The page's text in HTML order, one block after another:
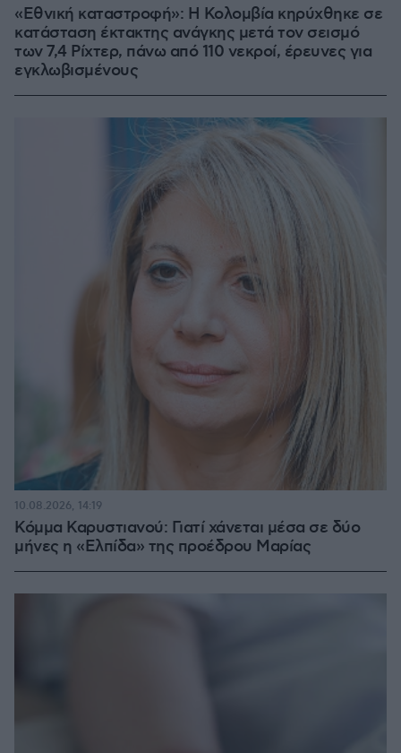
«Εθνική καταστροφή»: Η Κολομβία κηρύχθηκε σε
κατάσταση έκτακτης ανάγκης μετά τον σεισμό
των 7,4 Ρίχτερ, πάνω από 110 νεκροί, έρευνες για
εγκλωβισμένους
Κόμμα Καρυστιανού: Γιατί χάνεται μέσα σε δύο
μήνες η «Ελπίδα» της προέδρου Μαρίας
10.08.2026, 14:19